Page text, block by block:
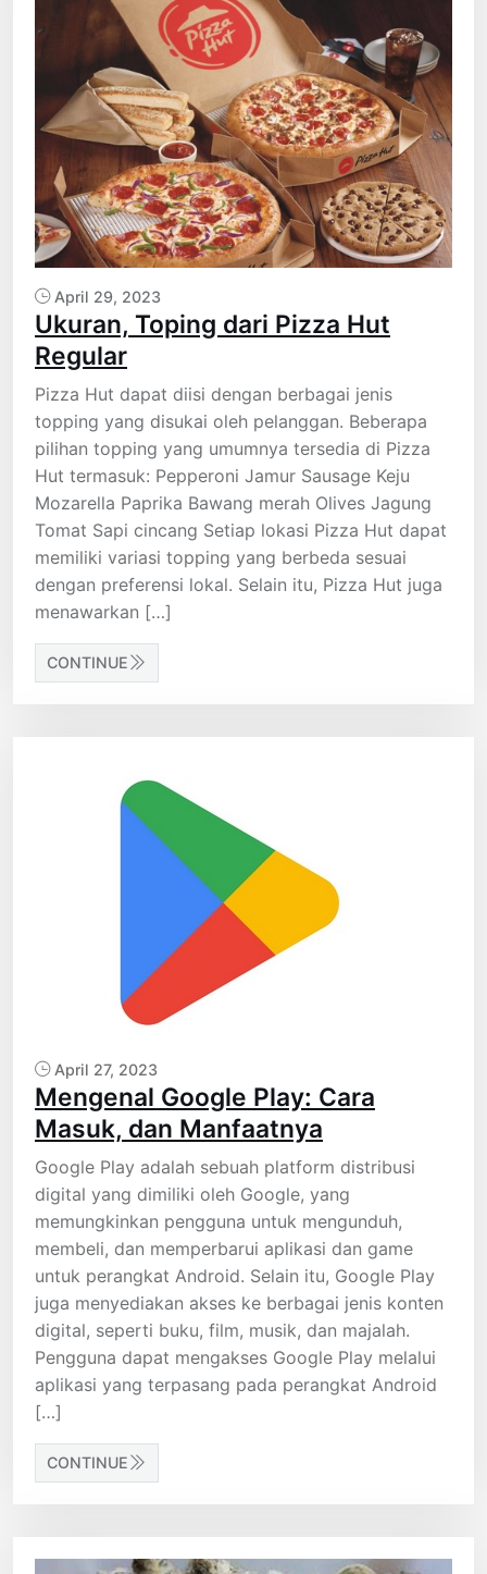
April 29, 2023
Ukuran, Toping dari Pizza Hut
Regular
Pizza Hut dapat diisi dengan berbagai jenis
topping yang disukai oleh pelanggan. Beberapa
pilihan topping yang umumnya tersedia di Pizza
Hut termasuk: Pepperoni Jamur Sausage Keju
Mozarella Paprika Bawang merah Olives Jagung
Tomat Sapi cincang Setiap lokasi Pizza Hut dapat
memiliki variasi topping yang berbeda sesuai
dengan preferensi lokal. Selain itu, Pizza Hut juga
menawarkan […]
CONTINUE
April 27, 2023
Mengenal Google Play: Cara
Masuk, dan Manfaatnya
Google Play adalah sebuah platform distribusi
digital yang dimiliki oleh Google, yang
memungkinkan pengguna untuk mengunduh,
membeli, dan memperbarui aplikasi dan game
untuk perangkat Android. Selain itu, Google Play
juga menyediakan akses ke berbagai jenis konten
digital, seperti buku, film, musik, dan majalah.
Pengguna dapat mengakses Google Play melalui
aplikasi yang terpasang pada perangkat Android
[…]
CONTINUE